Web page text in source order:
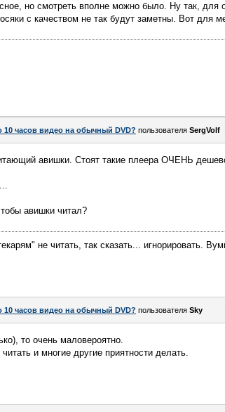
но смотреть вполне можно было. Ну так, для
с качеством не так будут заметны. Вот для
10 часов видео на обычный DVD? пользователя SergVolf
авишки. Стоят такие плеера ОЧЕНЬ
авишки читал?
не читать, так сказать... игнорировать.
10 часов видео на обычный DVD? пользователя Sky
то очень маловероятно.
и многие другие приятности делать.